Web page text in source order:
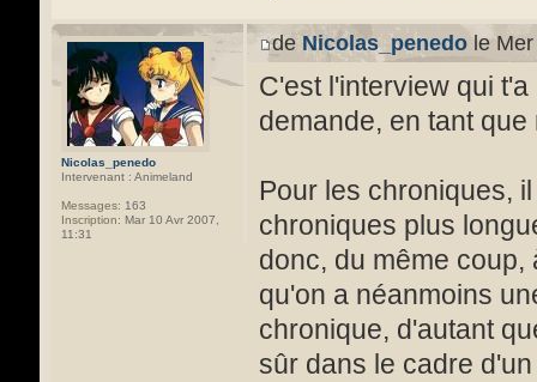
Nicolas_penedo
Intervenant : Animeland
Messages: 163
Inscription: Mar 10 Avr 2007,
11:31
deNicolas_penedo le
C'est l'interview qui
demande, en tant
Pour les chroniques,
chroniques plus
donc, du même
qu'on a néanmoins
chronique, d'autant
sûr dans le cadre